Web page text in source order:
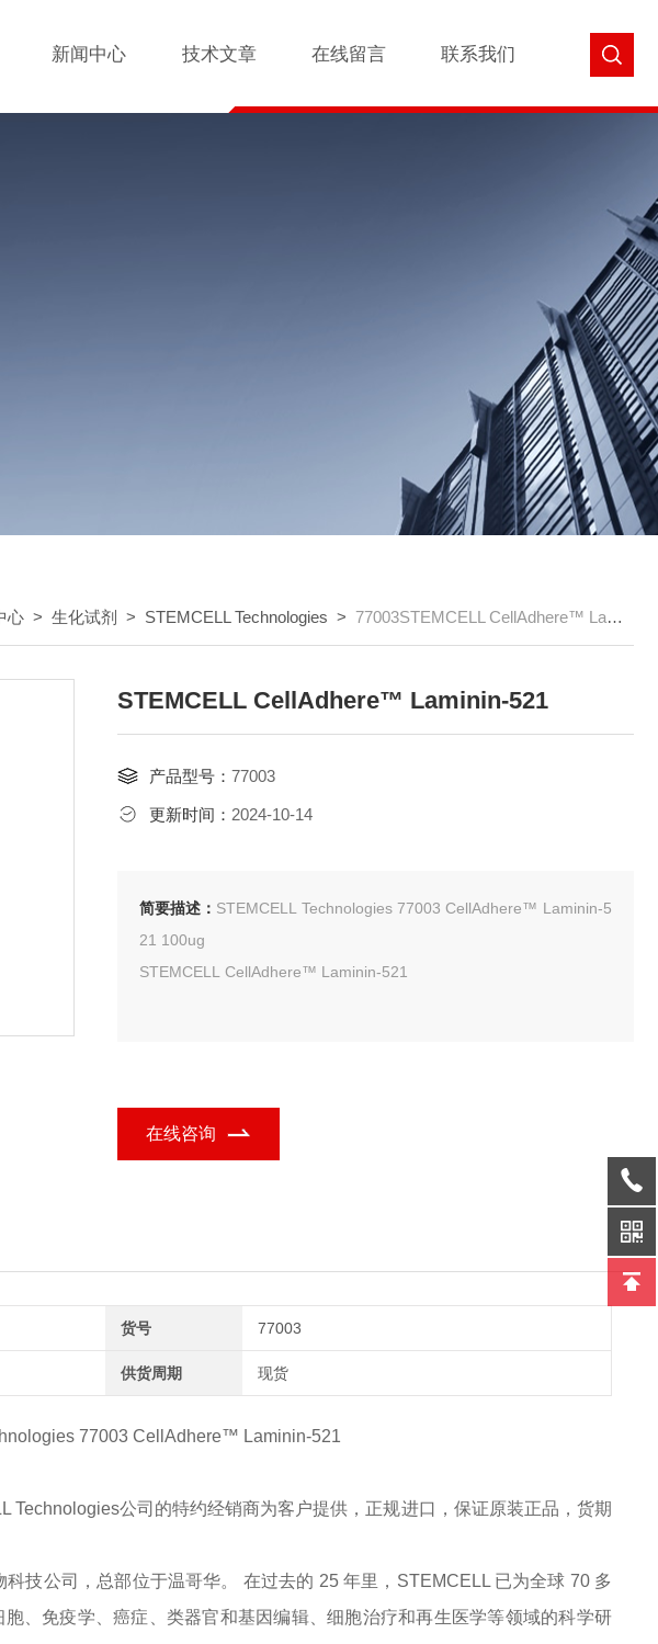
新闻中心 技术文章 在线留言 联系我们
心 >生化试剂 > STEMCELL Technologies >77003STEMCELL CellAdhere™ Laminin-521
STEMCELL CellAdhere™ Laminin-521
产品型号： 77003
更新时间： 2024-10-14
简要描述： STEMCELL Technologies 77003 CellAdhere™ Laminin-5
21 100ug
STEMCELL CellAdhere™ Laminin-521
在线咨询
货号 77003
供货周期 现货
77003 CellAdhere™ Laminin-521
Technologies公司的特约经销商为客户提供，正规进口，保证原装正品，货期
技公司，总部位于温哥华。 在过去的 25 年里，STEMCELL 已为全球 70 多
、免疫学、癌症、类器官和基因编辑、细胞治疗和再生医学等领域的科学研